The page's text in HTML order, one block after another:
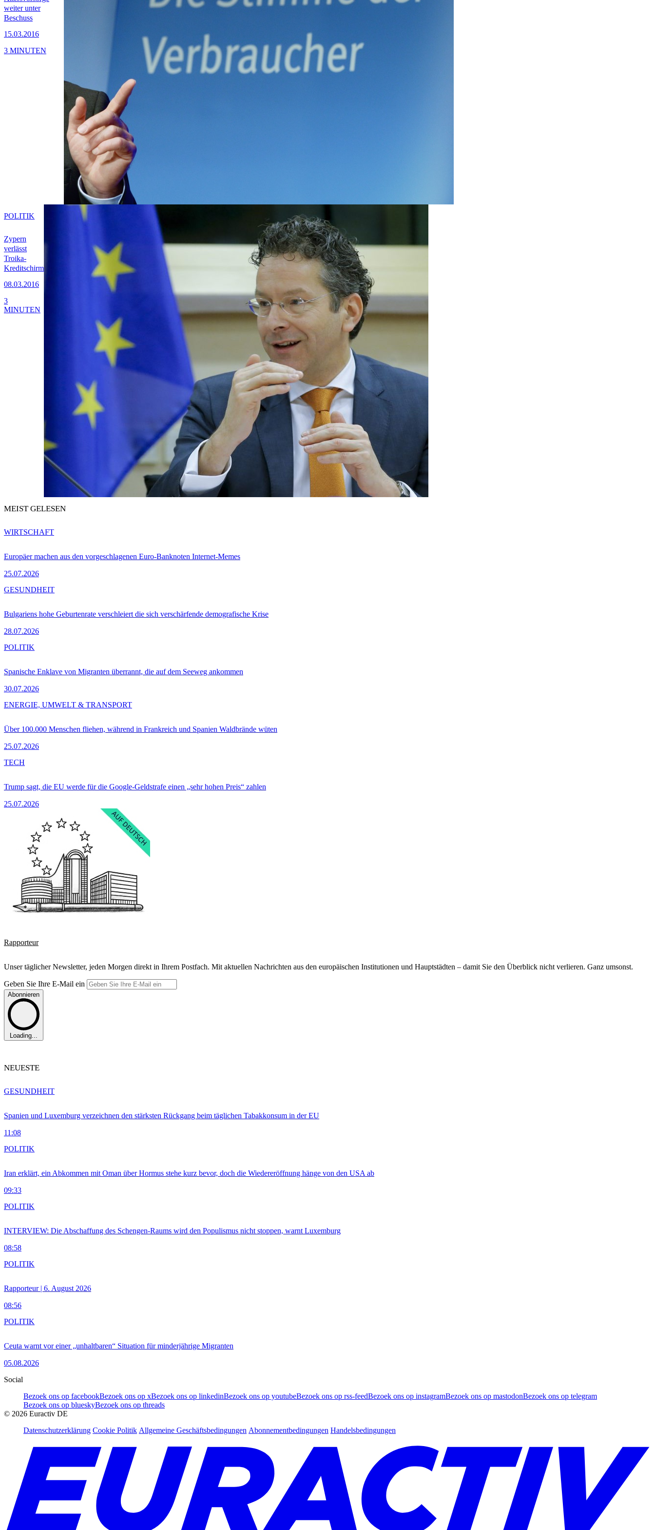
weiter unter
Beschuss
15.03.2016
3 MINUTEN
Zypern
verlässt
Troika-
Kreditschirm
08.03.2016
POLITIK
3
MINUTEN
MEIST GELESEN
Europäer machen aus den vorgeschlagenen Euro-Banknoten Internet-Memes
25.07.2026
WIRTSCHAFT
Bulgariens hohe Geburtenrate verschleiert die sich verschärfende demografische Krise
28.07.2026
GESUNDHEIT
Spanische Enklave von Migranten überrannt, die auf dem Seeweg ankommen
30.07.2026
POLITIK
Über 100.000 Menschen fliehen, während in Frankreich und Spanien Waldbrände wüten
25.07.2026
ENERGIE, UMWELT & TRANSPORT
Trump sagt, die EU werde für die Google-Geldstrafe einen „sehr hohen Preis“ zahlen
25.07.2026
TECH
Rapporteur
Unser täglicher Newsletter, jeden Morgen direkt in Ihrem Postfach. Mit aktuellen Nachrichten aus den europäischen Institutionen und Hauptstädten – damit Sie den Überblick nicht verlieren. Ganz umsonst.
Geben Sie Ihre E-Mail ein
Abonnieren
Loading...
NEUESTE
Spanien und Luxemburg verzeichnen den stärksten Rückgang beim täglichen Tabakkonsum in der EU
11:08
GESUNDHEIT
Iran erklärt, ein Abkommen mit Oman über Hormus stehe kurz bevor, doch die Wiedereröffnung hänge von den USA ab
09:33
POLITIK
INTERVIEW: Die Abschaffung des Schengen-Raums wird den Populismus nicht stoppen, warnt Luxemburg
08:58
POLITIK
Rapporteur | 6. August 2026
08:56
POLITIK
Ceuta warnt vor einer „unhaltbaren“ Situation für minderjährige Migranten
05.08.2026
POLITIK
Social
Bezoek ons op facebookBezoek ons op xBezoek ons op linkedinBezoek ons op youtubeBezoek ons op rss-feedBezoek ons op instagramBezoek ons op mastodonBezoek ons op telegram
Bezoek ons op blueskyBezoek ons op threads
© 2026 Euractiv DE
Datenschutzerklärung Cookie Politik Allgemeine Geschäftsbedingungen Abonnementbedingungen Handelsbedingungen